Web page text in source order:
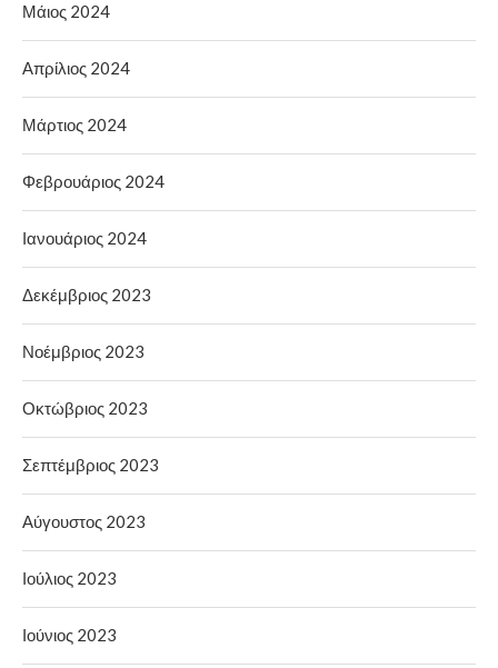
Μάιος 2024
Απρίλιος 2024
Μάρτιος 2024
Φεβρουάριος 2024
Ιανουάριος 2024
Δεκέμβριος 2023
Νοέμβριος 2023
Οκτώβριος 2023
Σεπτέμβριος 2023
Αύγουστος 2023
Ιούλιος 2023
Ιούνιος 2023